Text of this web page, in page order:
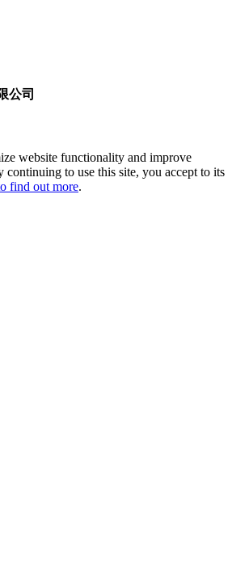
公司
website functionality and improve
continuing to use this site, you accept to its
find out more.